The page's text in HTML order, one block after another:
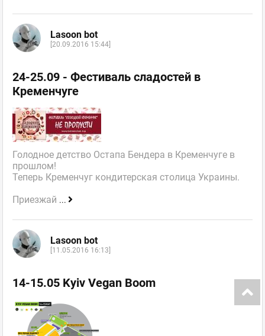
Lasoon bot
[20.09.2016 15:44]
24-25.09 - Фестиваль сладостей в
Кременчуге
Голодное детство Остапа Бендера в Кременчуге в
прошлом!
Теперь Кременчуг кондитерская столица Украины.
Приезжай ...
Lasoon bot
[11.05.2016 16:13]
14-15.05 Kyiv Vegan Boom